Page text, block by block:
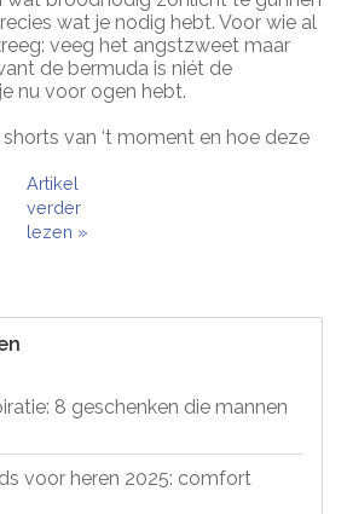
wat je nodig hebt. Voor wie al
veeg het angstzweet maar
de bermuda is niét de
nu voor ogen hebt.
van ‘t moment en hoe deze
Artikel
verder
lezen »
8 geschenken die mannen
voor heren 2025: comfort